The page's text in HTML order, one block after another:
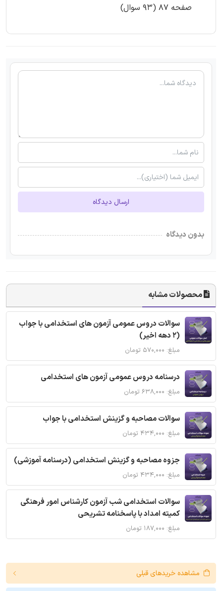
صفحه 87 (93 سوال)
ارسال دیدگاه
بدون دیدگاه
محصولات مشابه
سوالات دروس عمومی آزمون های استخدامی با جواب
(2 دهه اخیر)
مبلغ: ۵۷۰,۰۰۰ تومان
درسنامه دروس عمومی آزمون های استخدامی
مبلغ: ۶۳۸,۰۰۰ تومان
سوالات مصاحبه و گزینش استخدامی با جواب
مبلغ: ۴۳۴,۰۰۰ تومان
جزوه مصاحبه و گزینش استخدامی (درسنامه آموزشی)
مبلغ: ۴۳۴,۰۰۰ تومان
سوالات استخدامی شب آزمون کارشناس امور فرهنگی
کمیته امداد با پاسخنامه تشریحی
مبلغ: ۱۸۷,۰۰۰ تومان
مشاهده خریدهای قبلی